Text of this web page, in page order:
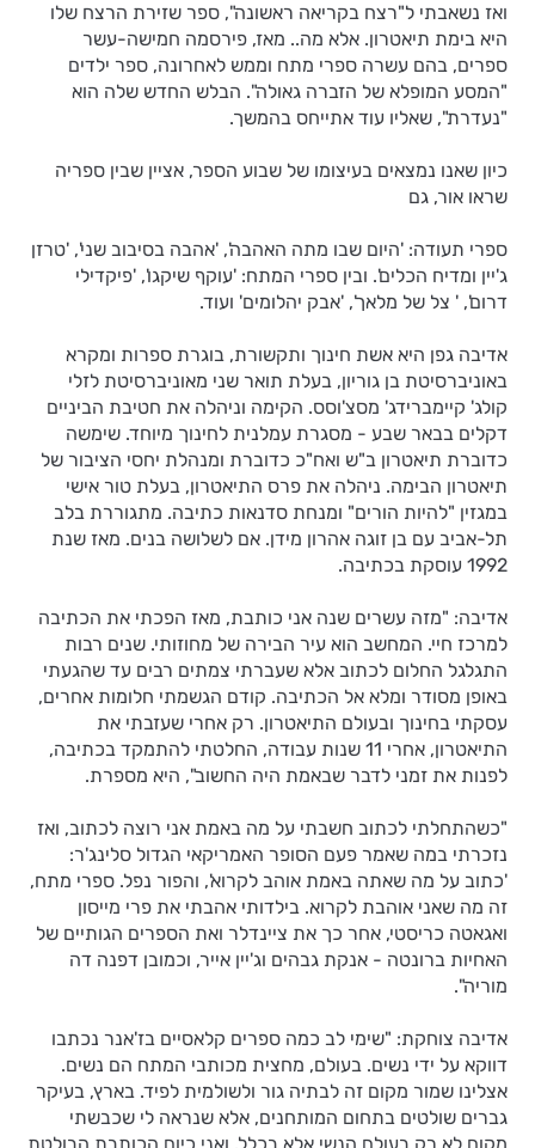
ואז נשאבתי ל"רצח בקריאה ראשונה", ספר שזירת הרצח שלו
היא בימת תיאטרון. אלא מה.. מאז, פירסמה חמישה-עשר
ספרים, בהם עשרה ספרי מתח וממש לאחרונה, ספר ילדים
"המסע המופלא של הזברה גאולה". הבלש החדש שלה הוא
"נעדרת", שאליו עוד אתייחס בהמשך.
כיון שאנו נמצאים בעיצומו של שבוע הספר, אציין שבין ספריה
שראו אור, גם
ספרי תעודה: 'היום שבו מתה האהבה', 'אהבה בסיבוב שני', 'טרזן
ג'יין ומדיח הכלים'. ובין ספרי המתח: 'עוקף שיקגו', 'פיקדילי
דרום', ' צל של מלאך', 'אבק יהלומים' ועוד.
אדיבה גפן היא אשת חינוך ותקשורת, בוגרת ספרות ומקרא
באוניברסיטת בן גוריון, בעלת תואר שני מאוניברסיטת לזלי
קולג' קיימברידג' מסצ'וסס. הקימה וניהלה את חטיבת הביניים
דקלים בבאר שבע - מסגרת עמלנית לחינוך מיוחד. שימשה
כדוברת תיאטרון ב"ש ואח"כ כדוברת ומנהלת יחסי הציבור של
תיאטרון הבימה. ניהלה את פרס התיאטרון, בעלת טור אישי
במגזין "להיות הורים" ומנחת סדנאות כתיבה. מתגוררת בלב
תל-אביב עם בן זוגה אהרון מידן. אם לשלושה בנים. מאז שנת
1992 עוסקת בכתיבה.
אדיבה: "מזה עשרים שנה אני כותבת, מאז הפכתי את הכתיבה
למרכז חיי. המחשב הוא עיר הבירה של מחוזותי. שנים רבות
התגלגל החלום לכתוב אלא שעברתי צמתים רבים עד שהגעתי
באופן מסודר ומלא אל הכתיבה. קודם הגשמתי חלומות אחרים,
עסקתי בחינוך ובעולם התיאטרון. רק אחרי שעזבתי את
התיאטרון, אחרי 11 שנות עבודה, החלטתי להתמקד בכתיבה,
לפנות את זמני לדבר שבאמת היה החשוב", היא מספרת.
"כשהתחלתי לכתוב חשבתי על מה באמת אני רוצה לכתוב, ואז
נזכרתי במה שאמר פעם הסופר האמריקאי הגדול סלינג'ר:
'כתוב על מה שאתה באמת אוהב לקרוא', והפור נפל. ספרי מתח,
זה מה שאני אוהבת לקרוא. בילדותי אהבתי את פרי מייסון
ואגאטה כריסטי, אחר כך את ציינדלר ואת הספרים הגותיים של
האחיות ברונטה - אנקת גבהים וג'יין אייר, וכמובן דפנה דה
מוריה".
אדיבה צוחקת: "שימי לב כמה ספרים קלאסיים בז'אנר נכתבו
דווקא על ידי נשים. בעולם, מחצית מכותבי המתח הם נשים.
אצלינו שמור מקום זה לבתיה גור ולשולמית לפיד. בארץ, בעיקר
גברים שולטים בתחום המותחנים, אלא שנראה לי שכבשתי